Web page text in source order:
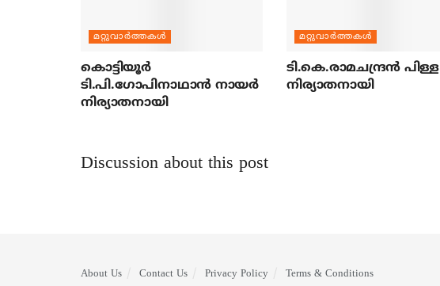
മറ്റുവാര്‍ത്തകള്‍
കൊട്ടിയൂര്‍
ടി.പി.ഗോപിനാഥാന്‍ നായര്‍
നിര്യാതനായി
മറ്റുവാര്‍ത്തകള്‍
ടി.കെ.രാമചന്ദ്രന്‍ പിള്ള
നിര്യാതനായി
Discussion about this post
About Us Contact Us Privacy Policy Terms & Conditions